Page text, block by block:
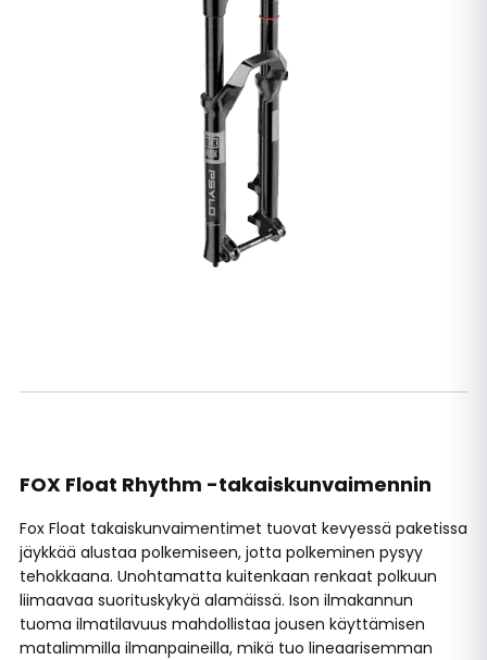
FOX Float Rhythm -takaiskunvaimennin
Fox Float takaiskunvaimentimet tuovat kevyessä paketissa
jäykkää alustaa polkemiseen, jotta polkeminen pysyy
tehokkaana. Unohtamatta kuitenkaan renkaat polkuun
liimaavaa suorituskykyä alamäissä. Ison ilmakannun
tuoma ilmatilavuus mahdollistaa jousen käyttämisen
matalimmilla ilmanpaineilla, mikä tuo lineaarisemman